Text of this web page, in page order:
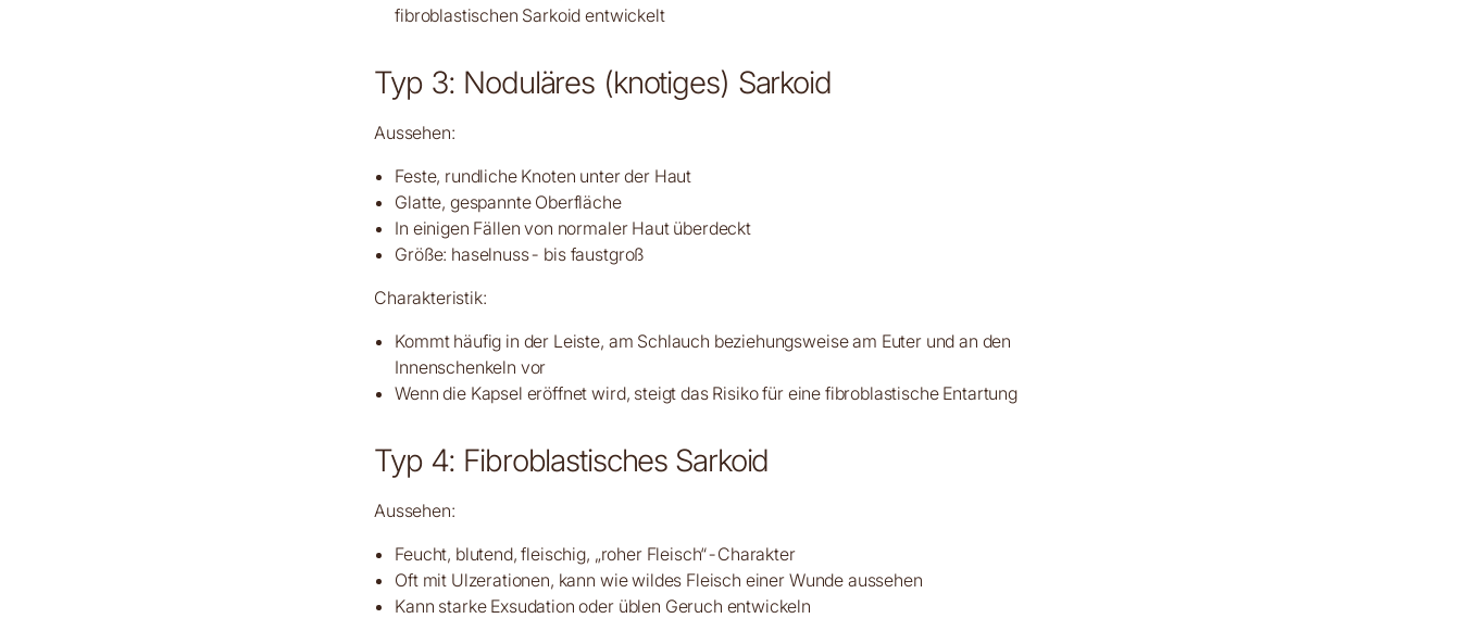
fibroblastischen Sarkoid entwickelt
Typ 3: Noduläres (knotiges) Sarkoid
Aussehen:
Feste, rundliche Knoten unter der Haut
Glatte, gespannte Oberfläche
In einigen Fällen von normaler Haut überdeckt
Größe: haselnuss- bis faustgroß
Charakteristik:
Kommt häufig in der Leiste, am Schlauch beziehungsweise am Euter und an den
Innenschenkeln vor
Wenn die Kapsel eröffnet wird, steigt das Risiko für eine fibroblastische Entartung
Typ 4: Fibroblastisches Sarkoid
Aussehen:
Feucht, blutend, fleischig, „roher Fleisch“-Charakter
Oft mit Ulzerationen, kann wie wildes Fleisch einer Wunde aussehen
Kann starke Exsudation oder üblen Geruch entwickeln